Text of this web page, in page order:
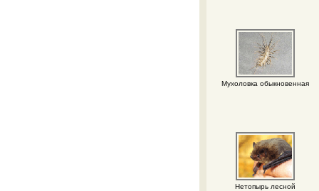
Мухоловка обыкновенная
Нетопырь лесной